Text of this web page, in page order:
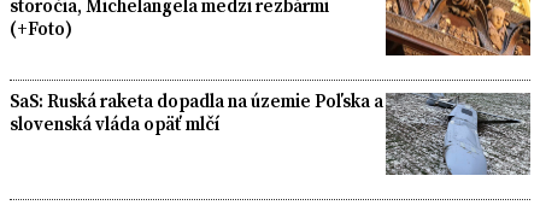
storočia, Michelangela medzi rezbármi
(+Foto)
SaS: Ruská raketa dopadla na územie Poľska a
slovenská vláda opäť mlčí